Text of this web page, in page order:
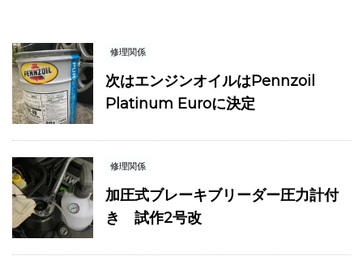
修理関係
次はエンジンオイルはPennzoil
Platinum Euroに決定
修理関係
加圧式ブレーキブリーダー圧力計付
き 試作2号改